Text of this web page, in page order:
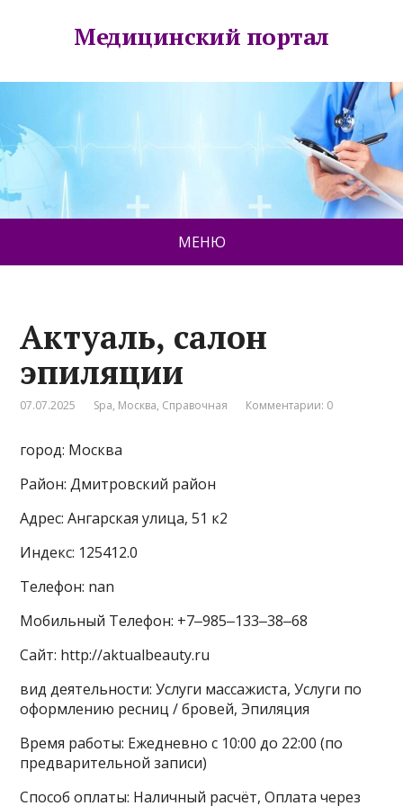
Медицинский портал
МЕНЮ
Актуаль, салон
эпиляции
07.07.2025 Spa, Москва, Справочная Комментарии: 0
город: Москва
Район: Дмитровский район
Адрес: Ангарская улица, 51 к2
Индекс: 125412.0
Телефон: nan
Мобильный Телефон: +7‒985‒133‒38‒68
Сайт: http://aktualbeauty.ru
вид деятельности: Услуги массажиста, Услуги по
оформлению ресниц / бровей, Эпиляция
Время работы: Ежедневно с 10:00 до 22:00 (по
предварительной записи)
Способ оплаты: Наличный расчёт, Оплата через